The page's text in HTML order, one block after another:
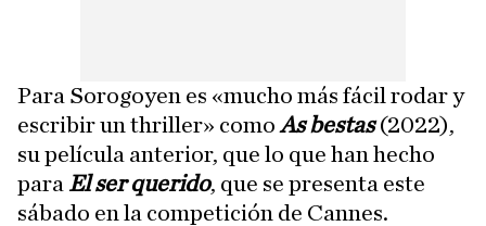
Para Sorogoyen es «mucho más fácil rodar y
escribir un thriller» como As bestas(2022),
su película anterior, que lo que han hecho
para El ser querido, que se presenta este
sábado en la competición de Cannes.